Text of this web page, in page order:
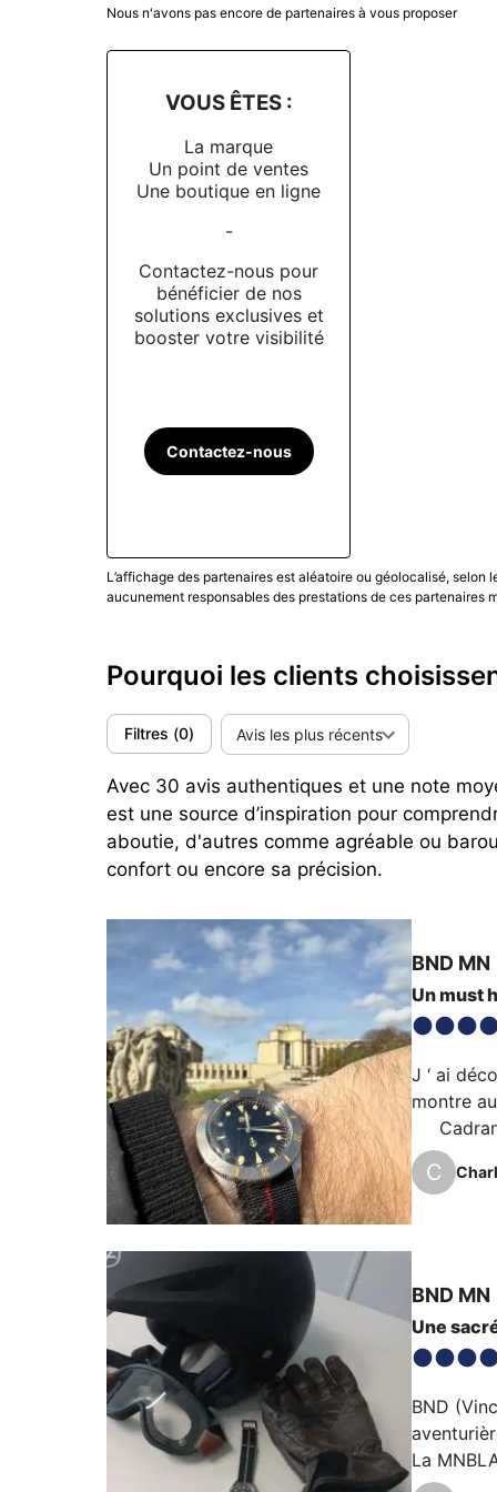
Avec les inquiétudes croissantes
l'essence des montres vintage sans le
leur porteur de les arborer avec confiance.
Quel est le prix de la BND MN ?
BND MN : Un hommage à une
présent. Les avis clients Dialicious sont une
Nous n'avons pas encore de partenaires à vous proposer
VOUS ÊTES :
La marque
Un point de ventes
Une boutique en ligne
-
Contactez-nous pour
bénéficier de nos
solutions exclusives et
booster votre visibilité
Contactez-nous
L’affichage des partenaires est aléatoire ou géolocalisé,
aucunement responsables des prestations de ces partenaires
Pourquoi les clients
Filtres (0) Avis les plus récents
Avec 30 avis authentiques et une note
est une source d’inspiration pour
aboutie, d'autres comme agréable ou
confort ou encore sa précision.
BND MN
Un must
J ‘ ai
montre
Index
nuit et en
C
BND MN
Une
BND
La
son